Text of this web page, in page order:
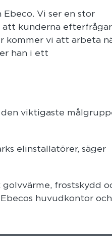
Vi ser en stor
att kunderna
kommer vi att arbeta
han i ett
viktigaste
elinstallatörer, säger
frostskydd
huvudkontor och